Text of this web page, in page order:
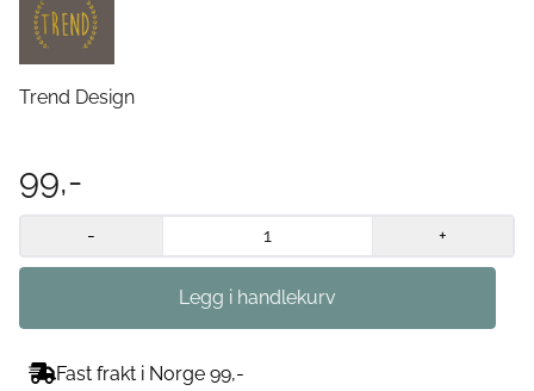
Trend Design
99,-
- +
Fast frakt i Norge 99,-